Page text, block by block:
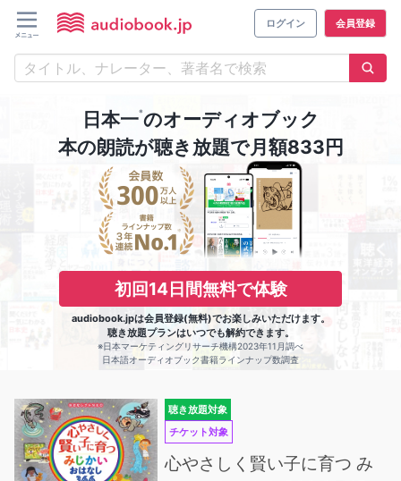
ログイン 会員登録
日本一※のオーディオブック
本の朗読が聴き放題で月額833円
初回14日間無料で体験
audiobook.jpは会員登録(無料)でお楽しみいただけます。
聴き放題プランはいつでも解約できます。
※日本マーケティングリサーチ機構2023年11月調べ
日本語オーディオブック書籍ラインナップ数調査
聴き放題対象
チケット対象
心やさしく賢い子に育つ み